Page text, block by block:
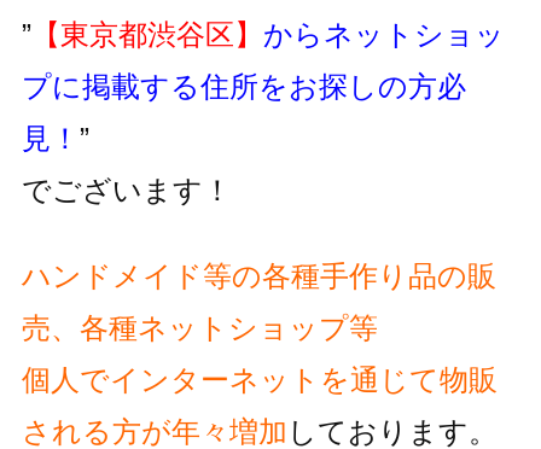
”【東京都渋谷区】 からネットショッ
プに掲載する住所をお探しの方必
見！ ”
でございます！
ハンドメイド等の各種手作り品の販
売、各種ネットショップ等
個人でインターネットを通じて物販
される方が年々増加 しております。